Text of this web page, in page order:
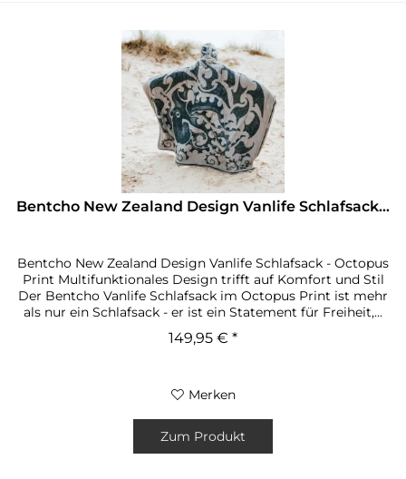
Bentcho New Zealand Design Vanlife Schlafsack...
Bentcho New Zealand Design Vanlife Schlafsack - Octopus
Print Multifunktionales Design trifft auf Komfort und Stil
Der Bentcho Vanlife Schlafsack im Octopus Print ist mehr
als nur ein Schlafsack - er ist ein Statement für Freiheit,...
149,95 € *
Merken
Zum Produkt